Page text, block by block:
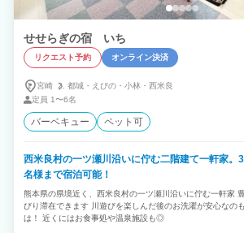
せせらぎの宿 いち
リクエスト予約 オンライン決済
宮崎 都城・ えびの・ 小林・ 西米良
定員 1〜6名
バーベキュー ペット可
西米良村の一ツ瀬川沿いに佇む二階建て一軒家。
名様まで宿泊可能！
熊本県の県境近く、西米良村の一ツ瀬川沿いに佇む一軒家
びり滞在できます 川遊びを楽しんだ後のお洗濯が安心なの
は！ 近くにはお食事処や温泉施設も◎